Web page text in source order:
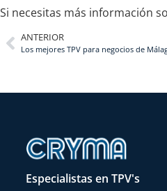
Si necesitas más información
ANTERIOR
Los mejores TPV para negocios de
Especialistas en TPV's